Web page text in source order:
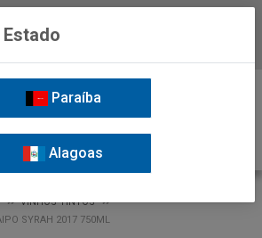
VINHOS TINTOS
SYRAH 2017 750ML
Paraíba
Alagoas